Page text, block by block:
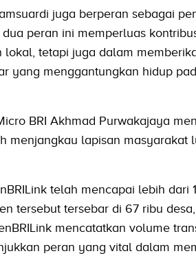
juga berperan sebagai
peran ini memperluas
tetapi juga dalam
yang menggantungkan hidup
BRI Akhmad Purwakajaya
menjangkau lapisan masyarakat
telah mencapai lebih dari
tersebut tersebar di 67 ribu
mencatatkan volume
peran yang vital dalam